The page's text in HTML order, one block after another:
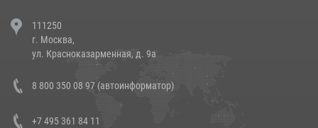
напавших на бригаду скорой помощи (видео)
14 июля 2026, 12:20
В Росгвардии прошла военно-научная конференция по обобщению
боевого опыта
111250
г. Москва,
ул. Красноказарменная, д. 9а
8 800 350 08 97 (автоинформатор)
+7 495 361 84 11